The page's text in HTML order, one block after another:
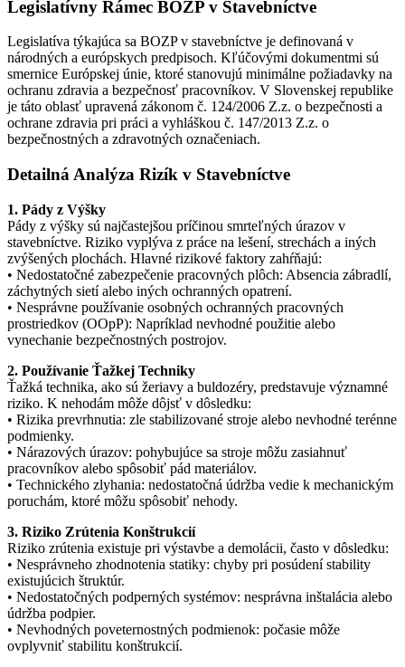
Legislatívny Rámec BOZP v Stavebníctve
Legislatíva týkajúca sa BOZP v stavebníctve je definovaná v
národných a európskych predpisoch. Kľúčovými dokumentmi sú
smernice Európskej únie, ktoré stanovujú minimálne požiadavky na
ochranu zdravia a bezpečnosť pracovníkov. V Slovenskej republike
je táto oblasť upravená zákonom č. 124/2006 Z.z. o bezpečnosti a
ochrane zdravia pri práci a vyhláškou č. 147/2013 Z.z. o
bezpečnostných a zdravotných označeniach.
Detailná Analýza Rizík v Stavebníctve
1. Pády z Výšky
Pády z výšky sú najčastejšou príčinou smrteľných úrazov v
stavebníctve. Riziko vyplýva z práce na lešení, strechách a iných
zvýšených plochách. Hlavné rizikové faktory zahŕňajú:
• Nedostatočné zabezpečenie pracovných plôch: Absencia zábradlí,
záchytných sietí alebo iných ochranných opatrení.
• Nesprávne používanie osobných ochranných pracovných
prostriedkov (OOpP): Napríklad nevhodné použitie alebo
vynechanie bezpečnostných postrojov.
2. Používanie Ťažkej Techniky
Ťažká technika, ako sú žeriavy a buldozéry, predstavuje významné
riziko. K nehodám môže dôjsť v dôsledku:
• Rizika prevrhnutia: zle stabilizované stroje alebo nevhodné terénne
podmienky.
• Nárazových úrazov: pohybujúce sa stroje môžu zasiahnuť
pracovníkov alebo spôsobiť pád materiálov.
• Technického zlyhania: nedostatočná údržba vedie k mechanickým
poruchám, ktoré môžu spôsobiť nehody.
3. Riziko Zrútenia Konštrukcií
Riziko zrútenia existuje pri výstavbe a demolácii, často v dôsledku:
• Nesprávneho zhodnotenia statiky: chyby pri posúdení stability
existujúcich štruktúr.
• Nedostatočných podperných systémov: nesprávna inštalácia alebo
údržba podpier.
• Nevhodných poveternostných podmienok: počasie môže
ovplyvniť stabilitu konštrukcií.